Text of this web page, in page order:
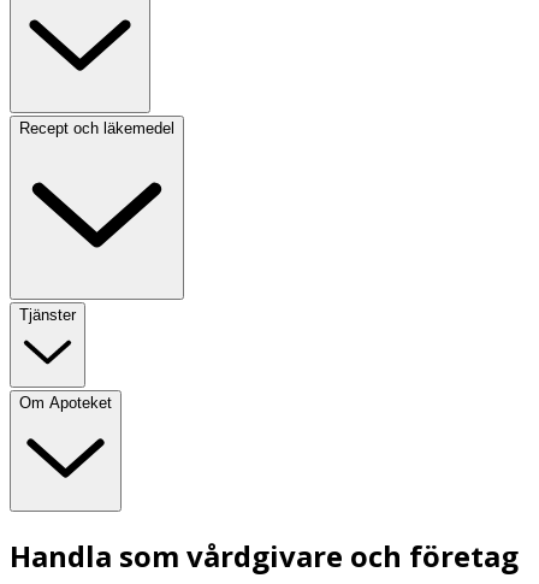
Recept och läkemedel
Tjänster
Om Apoteket
Handla som vårdgivare och företag